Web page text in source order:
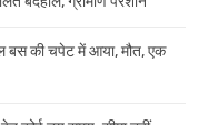
बस की चपेट में आया, मौत, एक